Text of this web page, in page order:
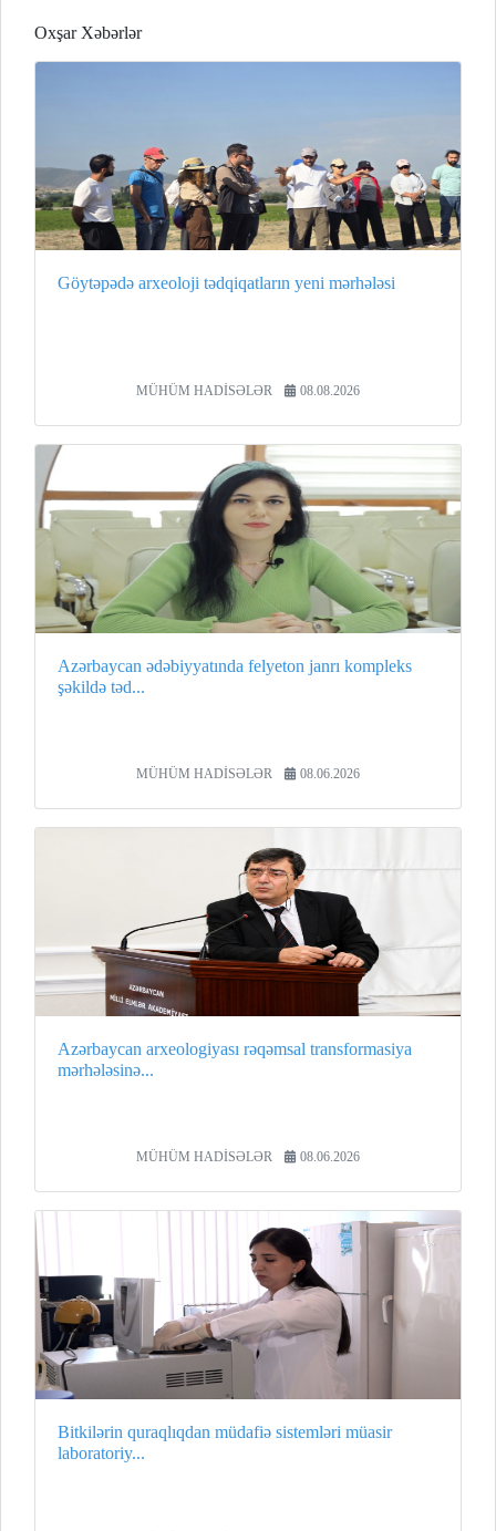
Oxşar Xəbərlər
Göytəpədə arxeoloji tədqiqatların yeni mərhələsi
MÜHÜM HADİSƏLƏR 08.08.2026
Azərbaycan ədəbiyyatında felyeton janrı kompleks
şəkildə təd...
MÜHÜM HADİSƏLƏR 08.06.2026
Azərbaycan arxeologiyası rəqəmsal transformasiya
mərhələsinə...
MÜHÜM HADİSƏLƏR 08.06.2026
Bitkilərin quraqlıqdan müdafiə sistemləri müasir
laboratoriy...